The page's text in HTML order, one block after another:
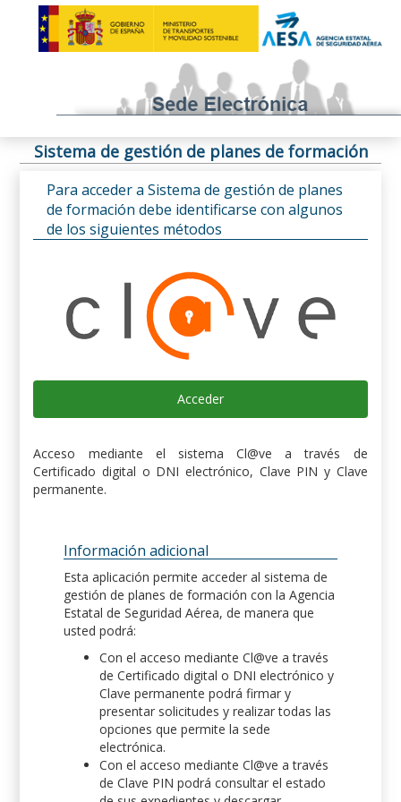
Sistema de gestión de planes de formación
Para acceder a Sistema de gestión de planes
de formación debe identificarse con algunos
de los siguientes métodos
Acceder
Acceso mediante el sistema Cl@ve a través de
Certificado digital o DNI electrónico, Clave PIN y Clave
permanente.
Información adicional
Esta aplicación permite acceder al sistema de
gestión de planes de formación con la Agencia
Estatal de Seguridad Aérea, de manera que
usted podrá:
Con el acceso mediante Cl@ve a través
de Certificado digital o DNI electrónico y
Clave permanente podrá firmar y
presentar solicitudes y realizar todas las
opciones que permite la sede
electrónica.
Con el acceso mediante Cl@ve a través
de Clave PIN podrá consultar el estado